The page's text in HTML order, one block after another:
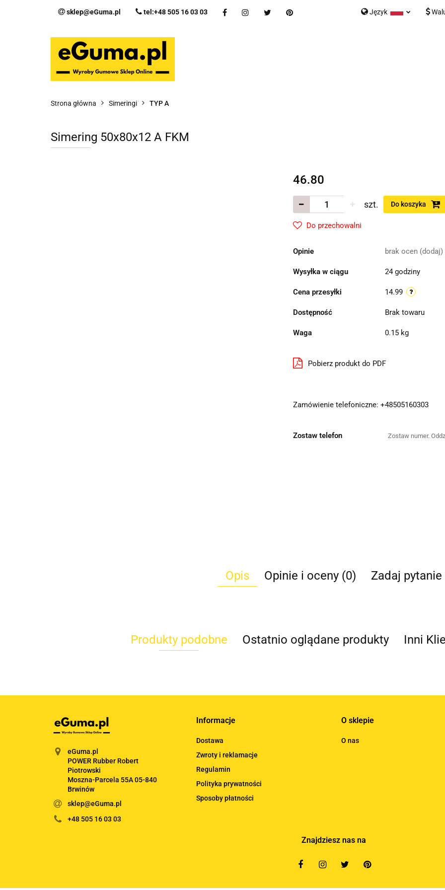
sklep@eGuma.pl tel:+48 505 16 03 03 Język
Kategorie Nowości Bestsellery Kontakt Formularz
Strona główna Simeringi TYP A
Simering 50x80x12 A FKM
46.80
szt. Do koszyka
Do przechowalni
Opinie brak ocen (dodaj)
Wysyłka w ciągu 24 godziny
Cena przesyłki 14.99
Dostępność Brak towaru
Waga 0.15 kg
Pobierz produkt do PDF
Zamówienie telefoniczne: +48505160303
Zostaw telefon
Opis Opinie i oceny (0) Zadaj pytanie
Produkty podobne Ostatnio oglądane produkty Inni
eGuma.pl
POWER Rubber Robert
Piotrowski
Moszna-Parcela 55A 05-840
Brwinów
sklep@eGuma.pl
+48 505 16 03 03
Informacje
Dostawa
Zwroty i reklamacje
Regulamin
Polityka prywatności
Sposoby płatności
O sklepie
O nas
Znajdziesz nas na